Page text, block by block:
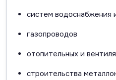
систем водоснабжения
газопроводов
отопительных и
строительства